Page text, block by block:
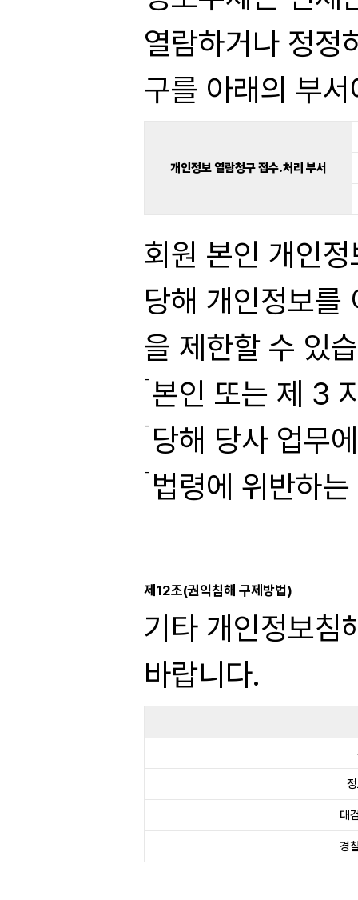
열람하거나 정정
구를 아래의 부
개인정보 열람청구 접수.처리 부서
회원 본인 개인
당해 개인정보를
을 제한할 수 있
본인 또는 제 3
당해 당사 업무
법령에 위반하
제12조(권익침해 구제방법)
기타 개인정보침
바랍니다.
대
경